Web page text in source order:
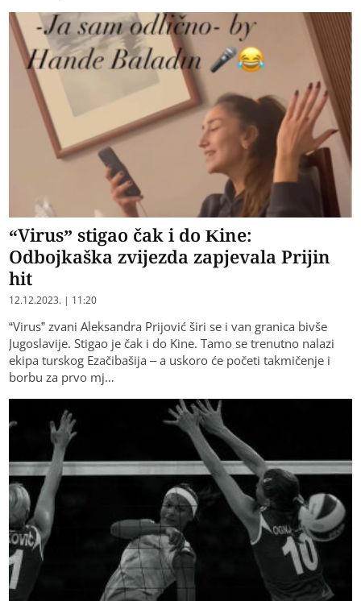
“Virus” stigao čak i do Kine:
Odbojkaška zvijezda zapjevala Prijin
hit
12.12.2023. | 11:20
“Virus” zvani Aleksandra Prijović širi se i van granica bivše
Jugoslavije. Stigao je čak i do Kine. Tamo se trenutno nalazi
ekipa turskog Ezačibašija – a uskoro će početi takmičenje i
borbu za prvo mj…